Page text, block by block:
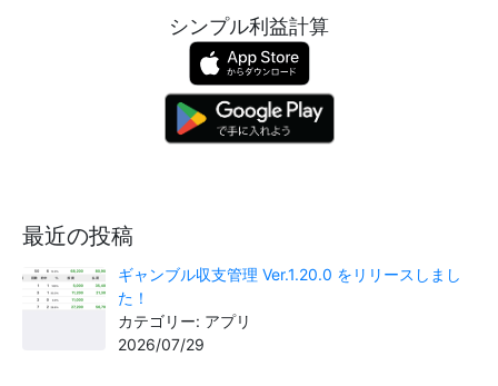
シンプル利益計算
最近の投稿
ギャンブル収支管理 Ver.1.20.0 をリリースしまし
た！
カテゴリー: アプリ
2026/07/29